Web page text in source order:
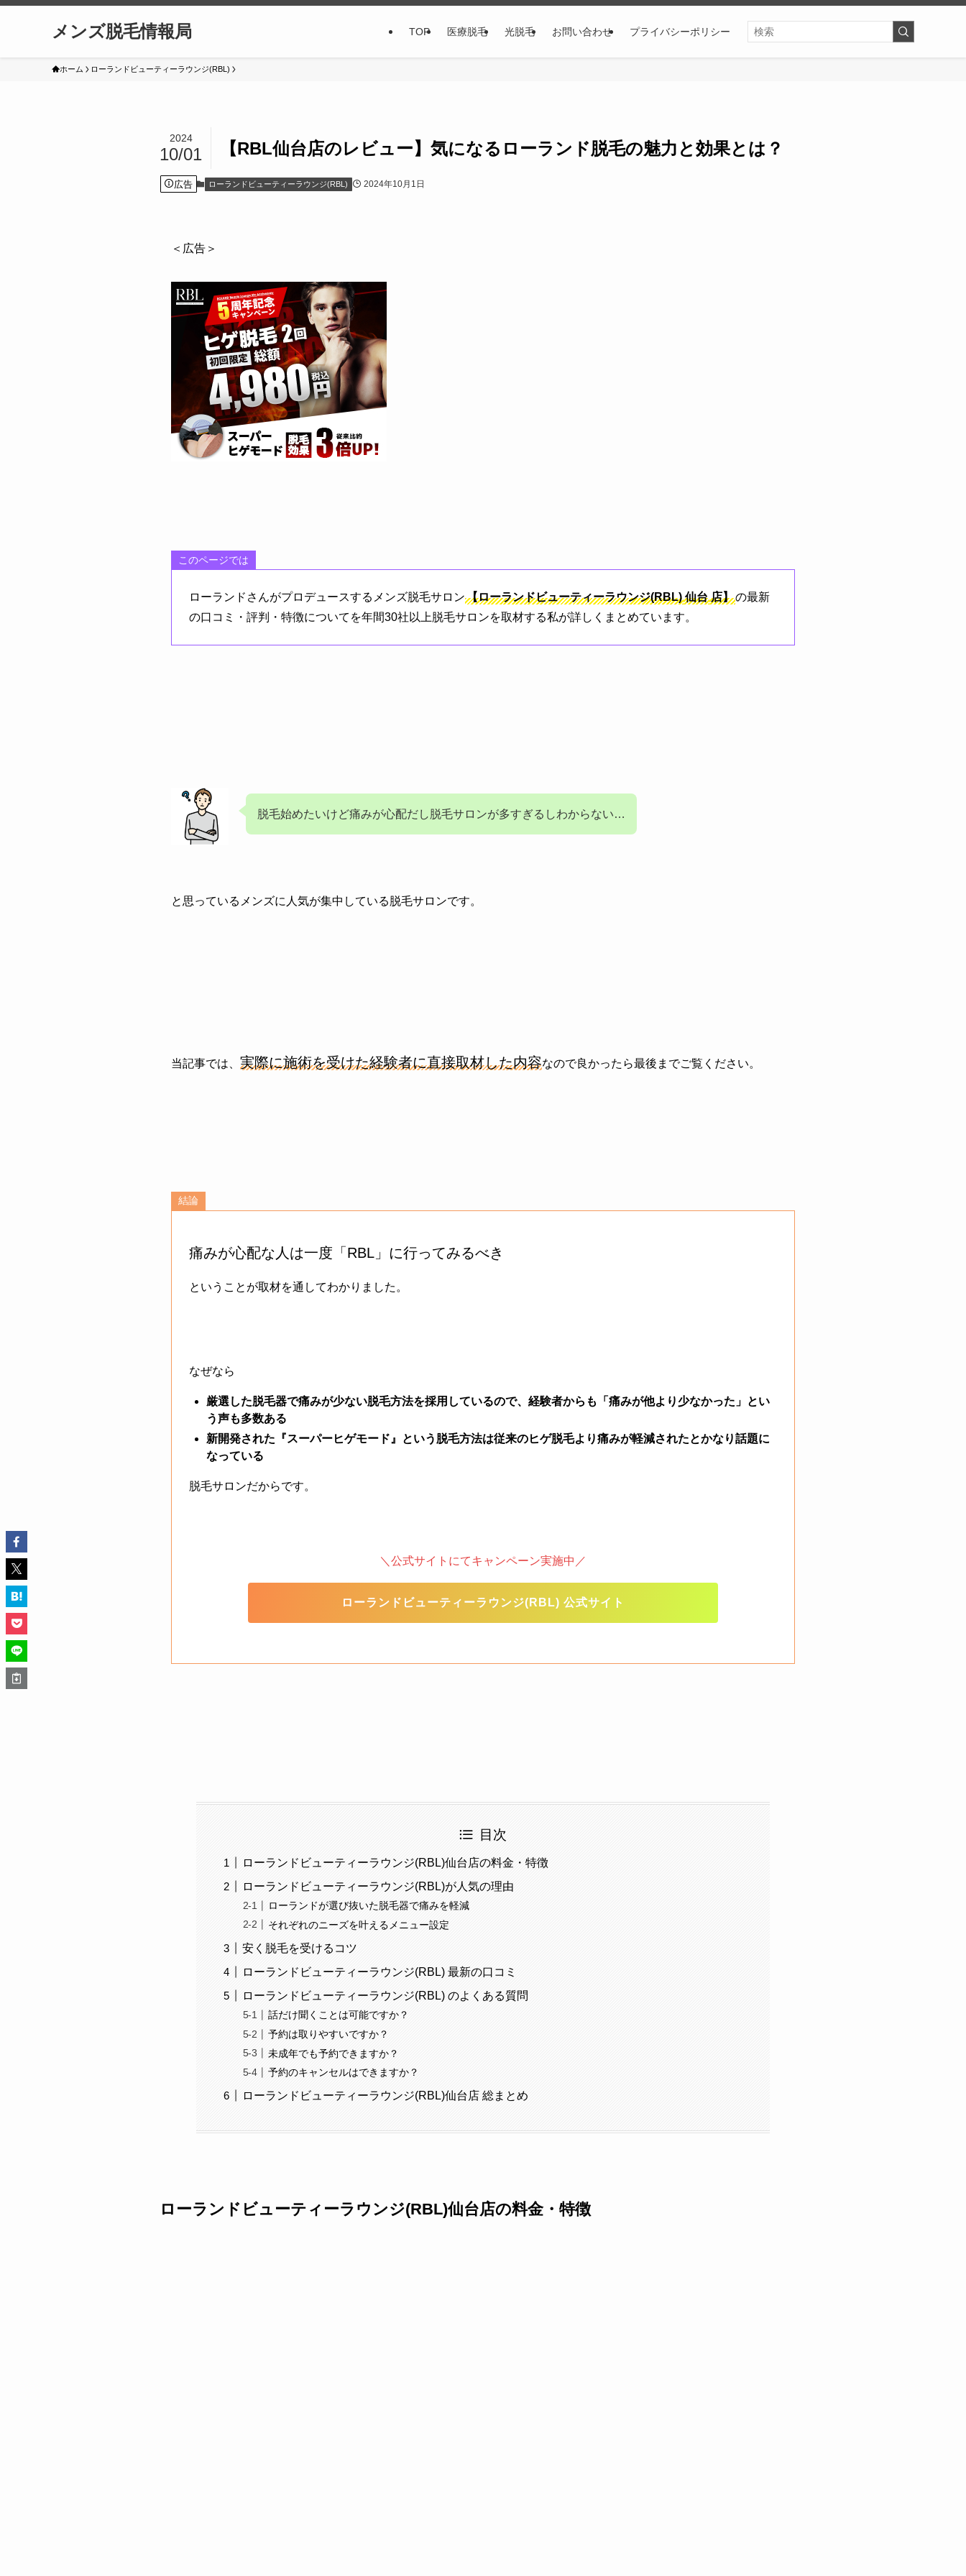
メンズ脱毛情報局 TOP 医療脱毛 光脱毛 お問い合わせ プライバシーポリシー
ホーム ローランドビューティーラウンジ(RBL)
【RBL仙台店のレビュー】気になるローランド脱毛の魅力と効果とは？
2024
10/01
広告 ローランドビューティーラウンジ(RBL) 2024年10月1日
＜広告＞
このページでは
ローランドさんがプロデュースするメンズ脱毛サロン 【ローランドビューティーラウンジ(RBL) 仙台 店】の最新
の口コミ・評判・特徴についてを年間30社以上脱毛サロンを取材する私が詳しくまとめています。
脱毛始めたいけど痛みが心配だし脱毛サロンが多すぎるしわからない…
と思っているメンズに人気が集中している脱毛サロンです。
当記事では、 実際に施術を受けた経験者に直接取材した内容なので良かったら最後までご覧ください。
結論
痛みが心配な人は一度「RBL」に行ってみるべき
ということが取材を通してわかりました。
なぜなら
厳選した脱毛器で痛みが少ない脱毛方法を採用しているので、経験者からも「痛みが他より少なかった」とい
う声も多数ある
新開発された『スーパーヒゲモード』という脱毛方法は従来のヒゲ脱毛より痛みが軽減されたとかなり話題に
なっている
脱毛サロンだからです。
＼公式サイトにてキャンペーン実施中／
ローランドビューティーラウンジ(RBL) 公式サイト
目次
ローランドビューティーラウンジ(RBL)仙台店の料金・特徴
ローランドビューティーラウンジ(RBL)が人気の理由
ローランドが選び抜いた脱毛器で痛みを軽減
それぞれのニーズを叶えるメニュー設定
安く脱毛を受けるコツ
ローランドビューティーラウンジ(RBL) 最新の口コミ
ローランドビューティーラウンジ(RBL) のよくある質問
話だけ聞くことは可能ですか？
予約は取りやすいですか？
未成年でも予約できますか？
予約のキャンセルはできますか？
ローランドビューティーラウンジ(RBL)仙台店 総まとめ
ローランドビューティーラウンジ(RBL)仙台店の料金・特徴